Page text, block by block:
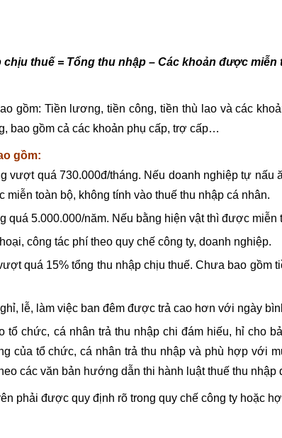
chịu thuế = Tổng thu nhập – Các khoản được miễn
gồm: Tiền lương, tiền công, tiền thù lao và các
bao gồm cả các khoản phụ cấp, trợ cấp…
gồm:
vượt quá 730.000đ/tháng. Nếu doanh nghiệp tự nấu
toàn bộ, không tính vào thuế thu nhập cá nhân.
quá 5.000.000/năm. Nếu bằng hiện vật thì được miễn
công tác phí theo quy chế công ty, doanh nghiệp.
quá 15% tổng thu nhập chịu thuế. Chưa bao gồm
lễ, làm việc ban đêm được trả cao hơn với ngày
tổ chức, cá nhân trả thu nhập chi đám hiếu, hỉ cho
của tổ chức, cá nhân trả thu nhập và phù hợp với
các văn bản hướng dẫn thi hành luật thuế thu nhập
phải được quy định rõ trong quy chế công ty hoặc